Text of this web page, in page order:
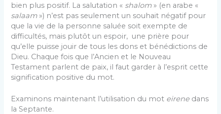
bien plus positif. La salutation « shalom » (en arabe «
salaam») n’est pas seulement un souhait négatif pour
que la vie de la personne saluée soit exempte de
difficultés, mais plutôt un espoir, une prière pour
qu’elle puisse jouir de tous les dons et bénédictions de
Dieu. Chaque fois que l’Ancien et le Nouveau
Testament parlent de paix, il faut garder à l’esprit cette
signification positive du mot.
Examinons maintenant l’utilisation du mot eirenedans
la Septante.